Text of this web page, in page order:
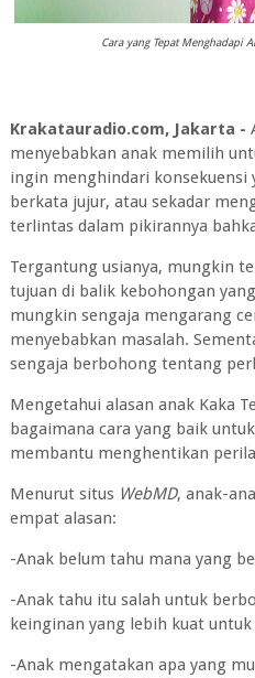
Cara yang Tepat Menghadapi
Krakatauradio.com, Jakarta -
menyebabkan anak memilih
ingin menghindari konsekuensi
berkata jujur, atau sekadar
terlintas dalam pikirannya
Tergantung usianya, mungkin
tujuan di balik kebohongan
mungkin sengaja mengarang
menyebabkan masalah.
sengaja berbohong tentang
Mengetahui alasan anak Kaka
bagaimana cara yang baik
membantu menghentikan
Menurut situs WebMD, anak-
empat alasan:
-Anak belum tahu mana yang
-Anak tahu itu salah untuk
keinginan yang lebih kuat
-Anak mengatakan apa yang